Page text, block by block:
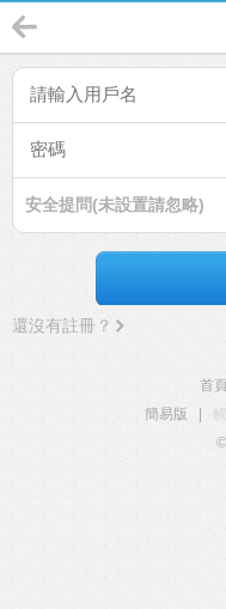
安全提問(未設置請忽略)
還沒有註冊？
首頁
簡易版